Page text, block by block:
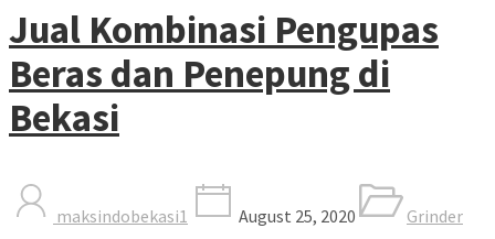
Jual Kombinasi Pengupas
Beras dan Penepung di
Bekasi
maksindobekasi1 August 25, 2020
Grinder